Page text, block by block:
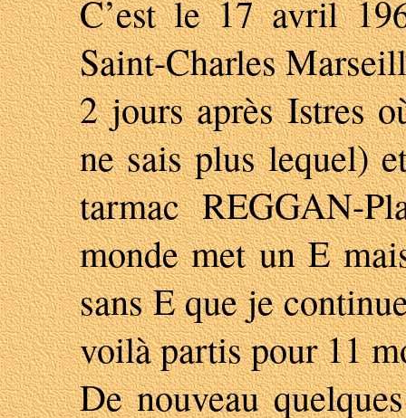
C’est le 17 avril
Saint-Charles
2 jours après Istres
ne sais plus lequel)
tarmac REGGAN-
monde met un E
sans E que je
voilà partis pour 11
De nouveau